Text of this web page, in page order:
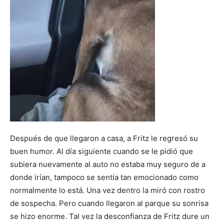
Después de que llegaron a casa, a Fritz le regresó su
buen humor. Al día siguiente cuando se le pidió que
subiera nuevamente al auto no estaba muy seguro de a
donde irían, tampoco se sentía tan emocionado como
normalmente lo está. Una vez dentro la miró con rostro
de sospecha. Pero cuando llegaron al parque su sonrisa
se hizo enorme. Tal vez la desconfianza de Fritz dure un